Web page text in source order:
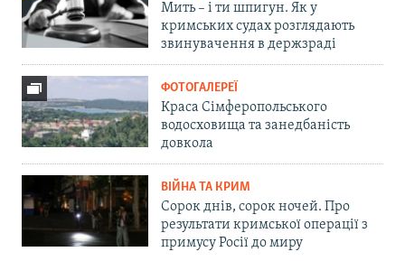
Мить – і ти шпигун. Як у
кримських судах розглядають
звинувачення в держзраді
ФОТОГАЛЕРЕЇ
Краса Сімферопольського
водосховища та занедбаність
довкола
ВІЙНА ТА КРИМ
Сорок днів, сорок ночей. Про
результати кримської операції з
примусу Росії до миру